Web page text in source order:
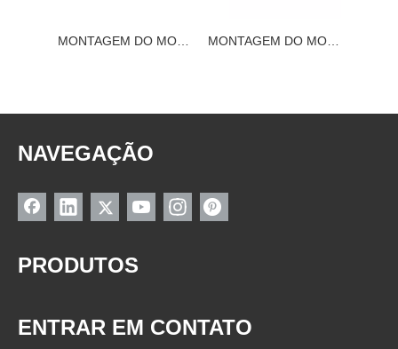
NAVEGAÇÃO
PRODUTOS
ENTRAR EM CONTATO